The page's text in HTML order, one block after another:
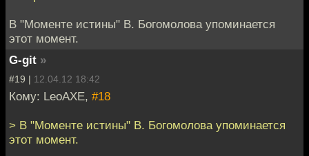
В "Моменте истины" В. Богомолова упоминается
этот момент.
G-git »
#19 | 12.04.12 18:42
Кому: LeoAXE, #18
> В "Моменте истины" В. Богомолова упоминается
этот момент.